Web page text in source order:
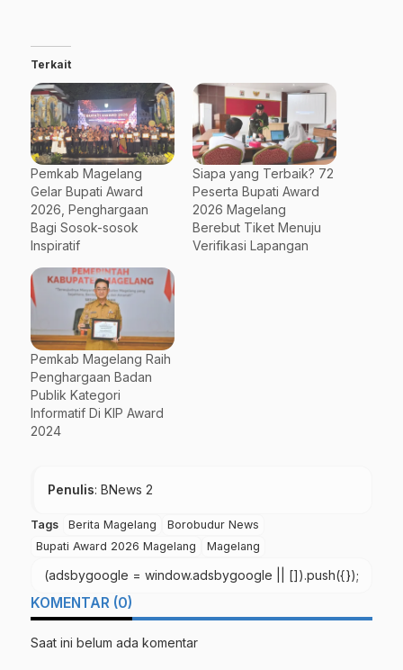
Terkait
Pemkab Magelang
Gelar Bupati Award
2026, Penghargaan
Bagi Sosok-sosok
Inspiratif
Siapa yang Terbaik? 72
Peserta Bupati Award
2026 Magelang
Berebut Tiket Menuju
Verifikasi Lapangan
Pemkab Magelang Raih
Penghargaan Badan
Publik Kategori
Informatif Di KIP Award
2024
Penulis: BNews 2
Tags Berita Magelang
Borobudur News
Bupati Award 2026 Magelang
Magelang
(adsbygoogle = window.adsbygoogle || []).push({});
KOMENTAR (0)
Saat ini belum ada komentar